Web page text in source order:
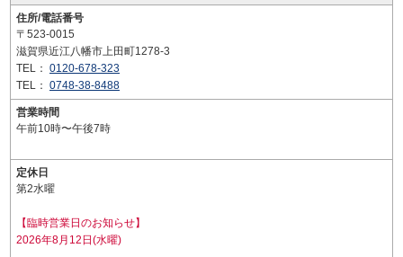
住所/電話番号
〒523-0015
滋賀県近江八幡市上田町1278-3
TEL： 0120-678-323
TEL： 0748-38-8488
営業時間
午前10時〜午後7時
定休日
第2水曜
【臨時営業日のお知らせ】
2026年8月12日(水曜)